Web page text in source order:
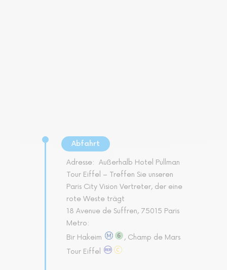
Abfahrt
Adresse: Außerhalb Hotel Pullman
Tour Eiffel – Treffen Sie unseren
Paris City Vision Vertreter, der eine
rote Weste trägt
18 Avenue de Suffren, 75015 Paris
Metro:
Bir Hakeim
, Champ de Mars
Tour Eiffel